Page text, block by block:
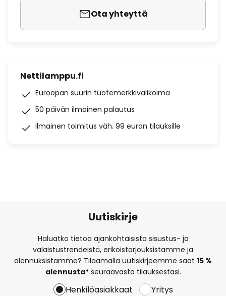
Ota yhteyttä
Nettilamppu.fi
Euroopan suurin tuotemerkkivalikoima
50 päivän ilmainen palautus
Ilmainen toimitus väh. 99 euron tilauksille
Uutiskirje
Haluatko tietoa ajankohtaisista sisustus- ja
valaistustrendeistä, erikoistarjouksistamme ja
alennuksistamme? Tilaamalla uutiskirjeemme saat 15 %
alennusta*seuraavasta tilauksestasi.
Henkilöasiakkaat Yritys